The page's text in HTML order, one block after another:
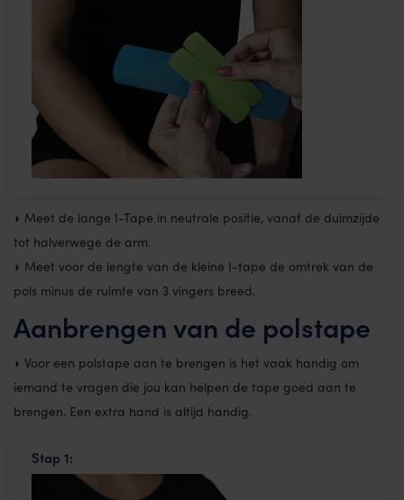
◗ Meet de lange I-Tape in neutrale positie, vanaf de duimzijde
tot halverwege de arm.
◗ Meet voor de lengte van de kleine I-tape de omtrek van de
pols minus de ruimte van 3 vingers breed.
Aanbrengen van de polstape
◗ Voor een polstape aan te brengen is het vaak handig om
iemand te vragen die jou kan helpen de tape goed aan te
brengen. Een extra hand is altijd handig.
Stap 1: